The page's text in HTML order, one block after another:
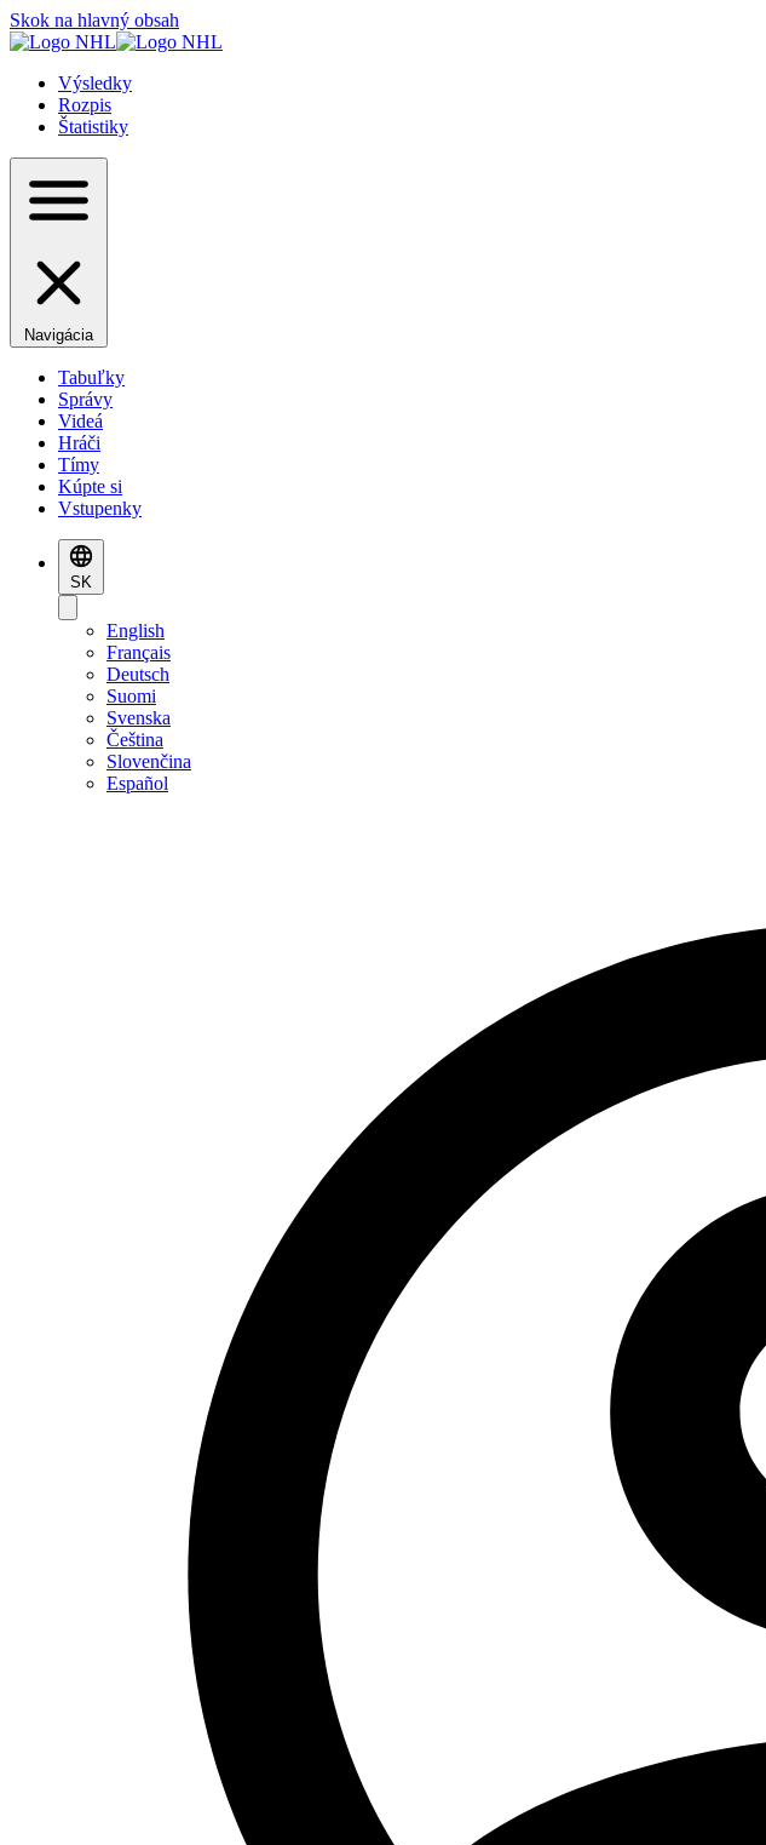
Skok na hlavný obsah
Výsledky
Rozpis
Štatistiky
Navigácia
Tabuľky
Správy
Videá
Hráči
Tímy
Kúpte si
Vstupenky
SK
English
Français
Deutsch
Suomi
Svenska
Čeština
Slovenčina
Español